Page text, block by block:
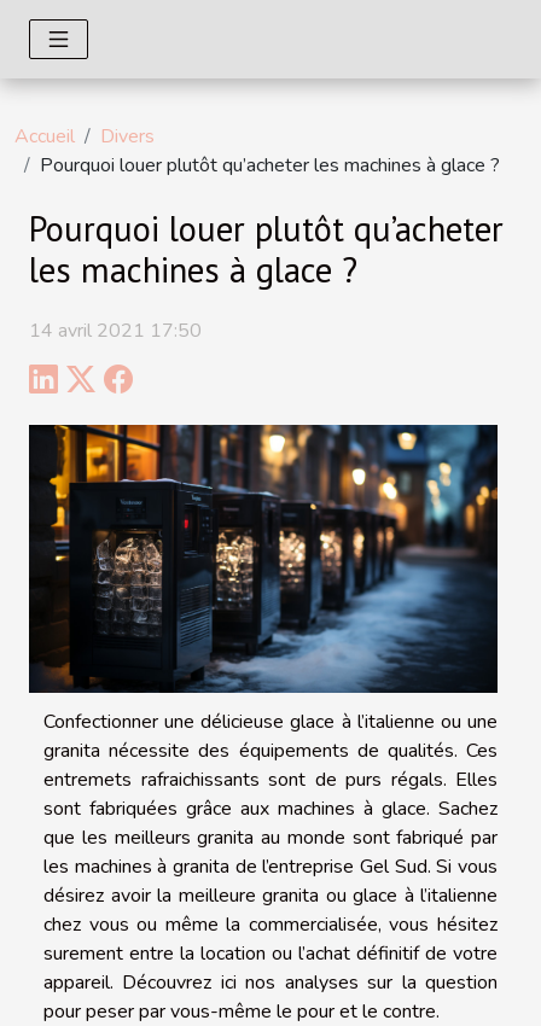
Accueil
Divers
Pourquoi louer plutôt qu’acheter les machines à glace ?
Pourquoi louer plutôt qu’acheter
les machines à glace ?
14 avril 2021 17:50
Confectionner une délicieuse glace à l’italienne ou une
granita nécessite des équipements de qualités. Ces
entremets rafraichissants sont de purs régals. Elles
sont fabriquées grâce aux machines à glace. Sachez
que les meilleurs granita au monde sont fabriqué par
les machines à granita de l’entreprise Gel Sud. Si vous
désirez avoir la meilleure granita ou glace à l’italienne
chez vous ou même la commercialisée, vous hésitez
surement entre la location ou l’achat définitif de votre
appareil. Découvrez ici nos analyses sur la question
pour peser par vous-même le pour et le contre.